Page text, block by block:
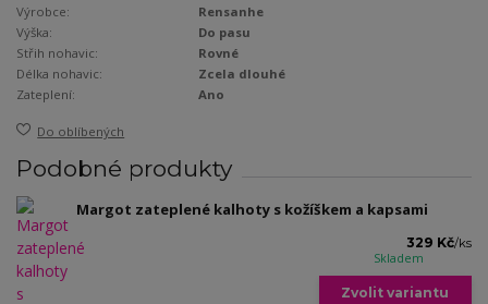
Výrobce:
Rensanhe
Výška:
Do pasu
Střih nohavic:
Rovné
Délka nohavic:
Zcela dlouhé
Zateplení:
Ano
Do oblíbených
Podobné produkty
Margot zateplené kalhoty s kožíškem a kapsami
329 Kč/ks
Skladem
Zvolit variantu